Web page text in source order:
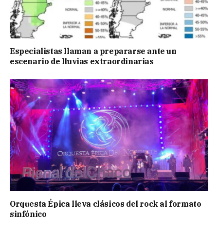
Especialistas llaman a prepararse ante un
escenario de lluvias extraordinarias
Orquesta Épica lleva clásicos del rock al formato
sinfónico